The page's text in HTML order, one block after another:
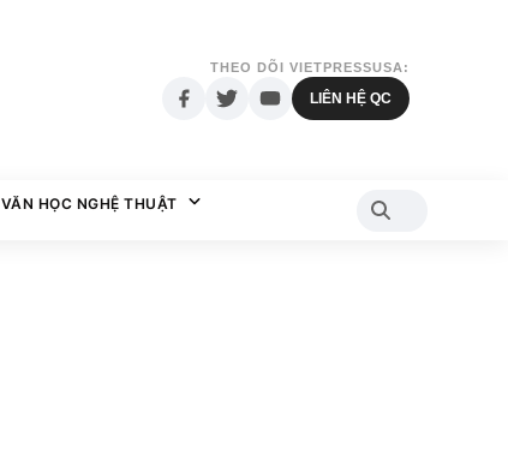
THEO DÕI VIETPRESSUSA:
LIÊN HỆ QC
VĂN HỌC NGHỆ THUẬT